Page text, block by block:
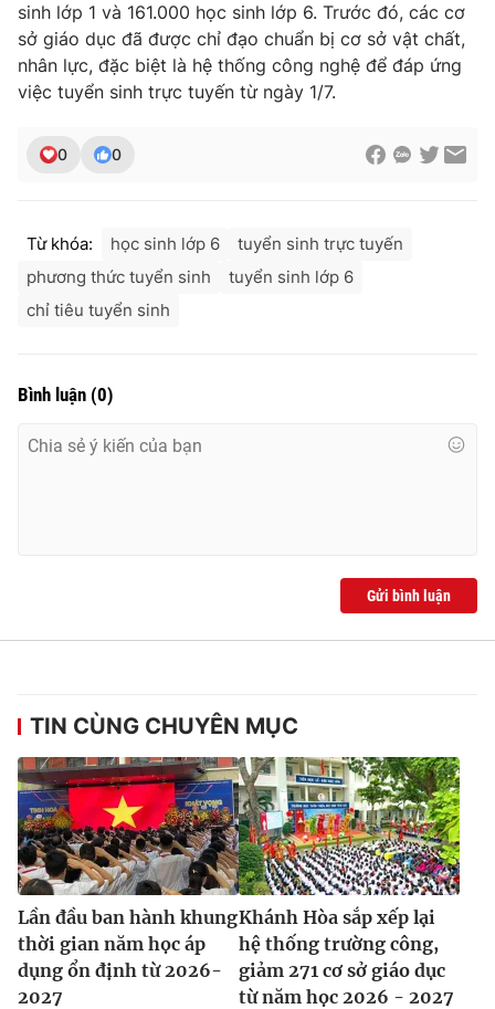
THỜI BÁO VTV
Cơ quan chủ quản:Đài Truyền hình Việt Nam
Cơ quan báo chí:Thời báo VTV
Tổng Biên tập:
Nguyễn Trọng Ninh
® Cấm sao chép dưới mọi hình thức nếu không có sự chấp
thuận bằng văn bản. Ghi rõ nguồn VTV.vn khi phát hành lại
thông tin từ website này.
sinh lớp 1 và 161.000 học sinh lớp 6. Trước đó, các cơ
sở giáo dục đã được chỉ đạo chuẩn bị cơ sở vật chất,
nhân lực, đặc biệt là hệ thống công nghệ để đáp ứng
việc tuyển sinh trực tuyến từ ngày 1/7.
0 0
Từ khóa: học sinh lớp 6
tuyển sinh trực tuyến
phương thức tuyển sinh
tuyển sinh lớp 6
chỉ tiêu tuyển sinh
Bình luận (0)
Gửi bình luận
TIN CÙNG CHUYÊN MỤC
Lần đầu ban hành khung
thời gian năm học áp
dụng ổn định từ 2026-
2027
Khánh Hòa sắp xếp lại
hệ thống trường công,
giảm 271 cơ sở giáo dục
từ năm học 2026 - 2027